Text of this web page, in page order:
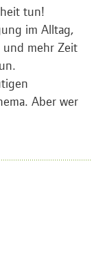
tun!
im Alltag,
und mehr Zeit
Aber wer